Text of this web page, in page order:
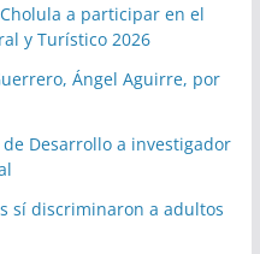
a participar en el
y Turístico 2026
Ángel Aguirre, por
Desarrollo a investigador
sí discriminaron a adultos